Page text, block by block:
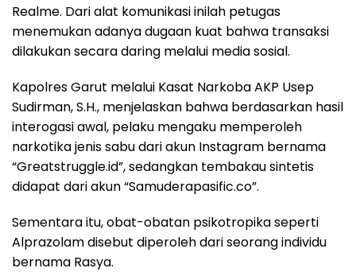
Realme. Dari alat komunikasi inilah petugas
menemukan adanya dugaan kuat bahwa transaksi
dilakukan secara daring melalui media sosial.
Kapolres Garut melalui Kasat Narkoba AKP Usep
Sudirman, S.H., menjelaskan bahwa berdasarkan hasil
interogasi awal, pelaku mengaku memperoleh
narkotika jenis sabu dari akun Instagram bernama
“Greatstruggle.id”, sedangkan tembakau sintetis
didapat dari akun “Samuderapasific.co”.
Sementara itu, obat-obatan psikotropika seperti
Alprazolam disebut diperoleh dari seorang individu
bernama Rasya.